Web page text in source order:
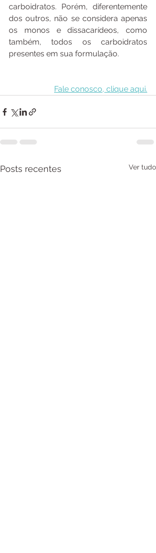
carboidratos. Porém, diferentemente
dos outros, não se considera apenas
os monos e dissacarídeos, como
também, todos os carboidratos
presentes em sua formulação.
Fale conosco, clique aqui.
Posts recentes Ver tudo